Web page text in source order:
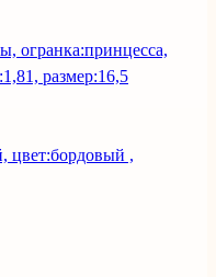
огранка:принцесса,
размер:16,5